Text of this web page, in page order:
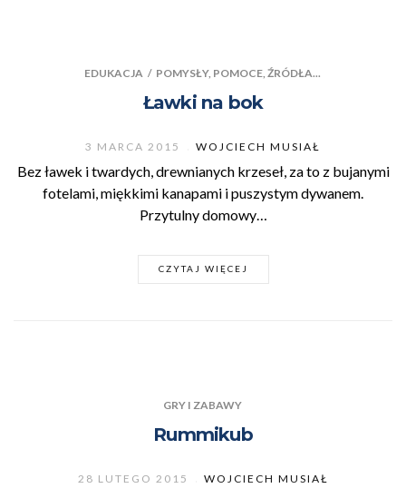
EDUKACJA / POMYSŁY, POMOCE, ŹRÓDŁA...
Ławki na bok
3 MARCA 2015 WOJCIECH MUSIAŁ
Bez ławek i twardych, drewnianych krzeseł, za to z bujanymi
fotelami, miękkimi kanapami i puszystym dywanem.
Przytulny domowy…
CZYTAJ WIĘCEJ
GRY I ZABAWY
Rummikub
28 LUTEGO 2015 WOJCIECH MUSIAŁ